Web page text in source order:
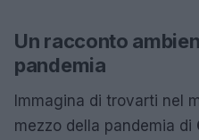
Un racconto
pandemia
Immagina di trovarti nel
mezzo della pandemia di